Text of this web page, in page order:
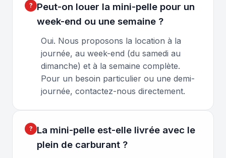
Peut-on louer la mini-pelle pour un
week-end ou une semaine ?
Oui. Nous proposons la location à la
journée, au week-end (du samedi au
dimanche) et à la semaine complète.
Pour un besoin particulier ou une demi-
journée, contactez-nous directement.
La mini-pelle est-elle livrée avec le
plein de carburant ?